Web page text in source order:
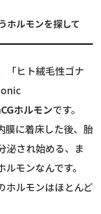
ホルモンを探して
「ヒト絨毛性ゴナ
ホルモンです。
膜に着床した後、胎
泌され始める、ま
モンなんです。
ホルモンはほとんど